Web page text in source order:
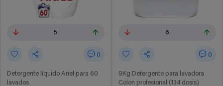
5
0
Detergente líquido Ariel para 60
lavados
6
0
9Kg Detergente para lavadora
Colon profesional (134 dosis)